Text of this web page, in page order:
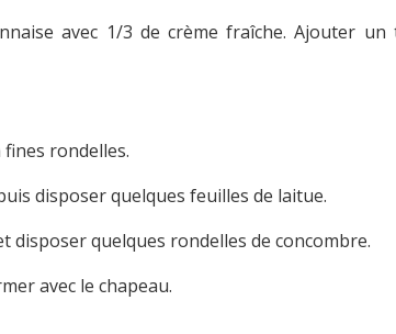
avec 1/3 de crème fraîche. Ajouter
rondelles.
disposer quelques feuilles de laitue.
disposer quelques rondelles de concombre.
avec le chapeau.